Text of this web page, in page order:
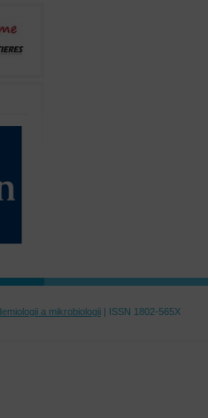
a mikrobiologii | ISSN 1802-565X